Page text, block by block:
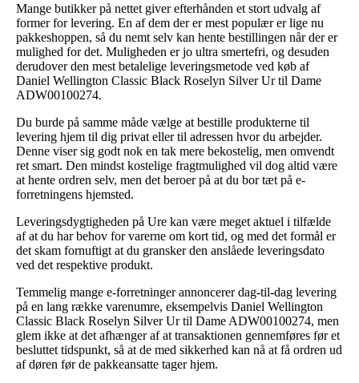
Mange butikker på nettet giver efterhånden et stort udvalg af
former for levering. En af dem der er mest populær er lige nu
pakkeshoppen, så du nemt selv kan hente bestillingen når der er
mulighed for det. Muligheden er jo ultra smertefri, og desuden
derudover den mest betalelige leveringsmetode ved køb af
Daniel Wellington Classic Black Roselyn Silver Ur til Dame
ADW00100274.
Du burde på samme måde vælge at bestille produkterne til
levering hjem til dig privat eller til adressen hvor du arbejder.
Denne viser sig godt nok en tak mere bekostelig, men omvendt
ret smart. Den mindst kostelige fragtmulighed vil dog altid være
at hente ordren selv, men det beroer på at du bor tæt på e-
forretningens hjemsted.
Leveringsdygtigheden på Ure kan være meget aktuel i tilfælde
af at du har behov for varerne om kort tid, og med det formål er
det skam fornuftigt at du gransker den anslåede leveringsdato
ved det respektive produkt.
Temmelig mange e-forretninger annoncerer dag-til-dag levering
på en lang række varenumre, eksempelvis Daniel Wellington
Classic Black Roselyn Silver Ur til Dame ADW00100274, men
glem ikke at det afhænger af at transaktionen gennemføres før et
besluttet tidspunkt, så at de med sikkerhed kan nå at få ordren ud
af døren før de pakkeansatte tager hjem.